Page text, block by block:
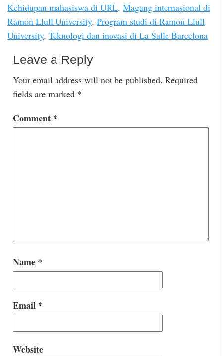
Kehidupan mahasiswa di URL, Magang internasional di
Ramon Llull University, Program studi di Ramon Llull
University, Teknologi dan inovasi di La Salle Barcelona
Leave a Reply
Your email address will not be published. Required
fields are marked *
Comment *
Name *
Email *
Website